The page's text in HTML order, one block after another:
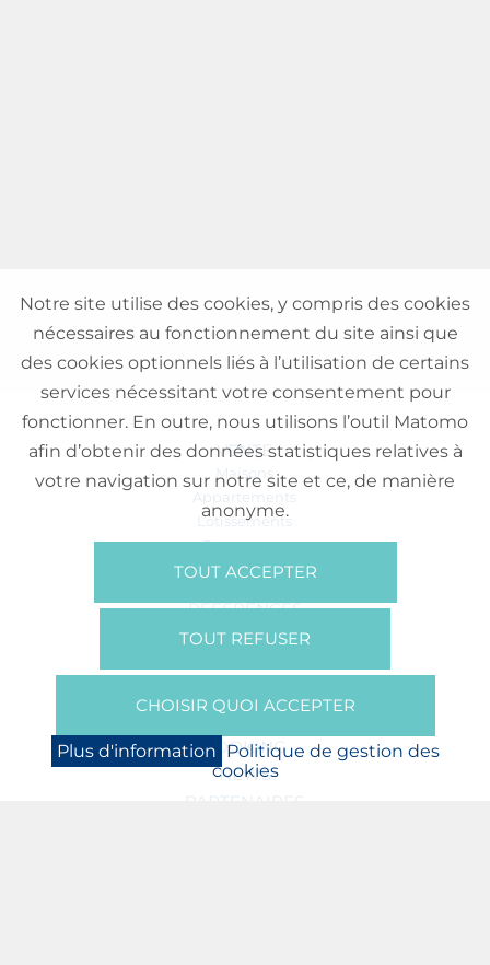
VENTE
Maisons
Appartements
Lotissements
Commerces
Bureaux
RÉFÉRENCES
SUR NOUS
Presse
BOOKING
NEWS
PARTENAIRES
Notre site utilise des cookies, y compris des cookies
nécessaires au fonctionnement du site ainsi que
des cookies optionnels liés à l’utilisation de certains
services nécessitant votre consentement pour
fonctionner. En outre, nous utilisons l’outil Matomo
afin d’obtenir des données statistiques relatives à
votre navigation sur notre site et ce, de manière
anonyme.
TOUT ACCEPTER
TOUT REFUSER
CHOISIR QUOI ACCEPTER
Plus d'information Politique de gestion des
cookies